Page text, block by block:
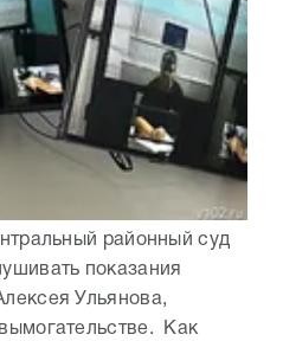
районный суд
показания
Ульянова,
Как